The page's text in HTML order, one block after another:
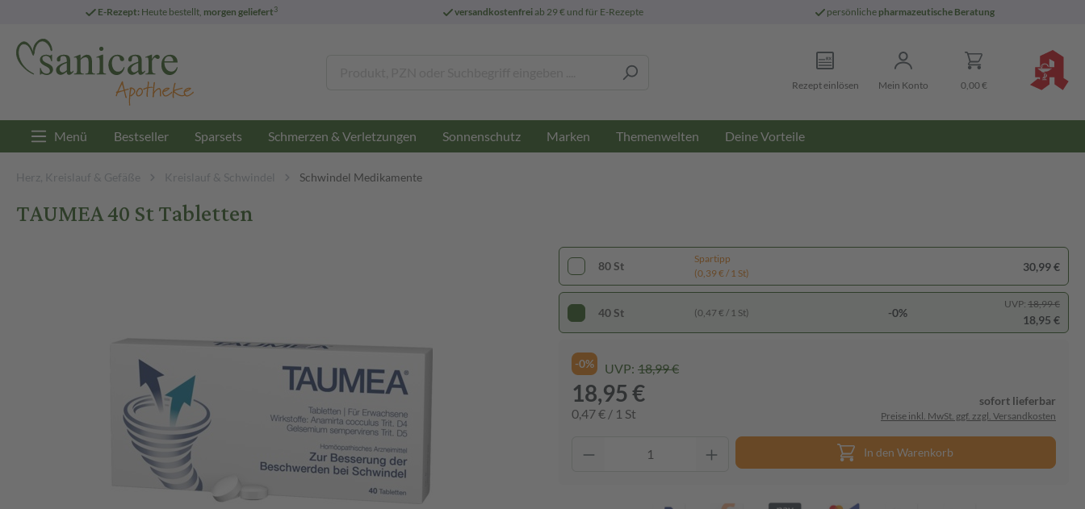
E-Rezept: Heute bestellt, morgen geliefert3 versandkostenfreiab 29 € und für E-Rezepte persönliche pharmazeutische Beratung
Rezept einlösen Mein Konto 0,00 €
Menü Bestseller Sparsets Schmerzen & Verletzungen Sonnenschutz Marken Themenwelten Deine Vorteile
Herz, Kreislauf & Gefäße Kreislauf & Schwindel Schwindel Medikamente
TAUMEA 40 St Tabletten
80 St
Spartipp
(0,39 € / 1 St)
30,99 €
40 St (0,47 € / 1 St) -0%
UVP: 18,99 €
18,95 €
-0% UVP: 18,99 €
18,95 €
0,47 € / 1 St
sofort lieferbar
Preise inkl. MwSt. ggf. zzgl. Versandkosten
In den Warenkorb